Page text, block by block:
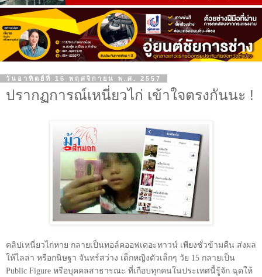
วันอาทิตย์ที่ 16 พฤศจิกายน พ.ศ. 2557
ปรากฏการณ์เหนี่ยวไก่ เข้าใจตรงกันนะ !
คลิปเหนี่ยวไก่หาย กลายเป็นทอล์คออฟเดอะทาวน์ เพียงชั่วข้ามคืน ส่งผล
ให้ไลล่า หรือกนิษฐา จันทร์สว่าง เด็กหญิงตัวเล็กๆ วัย 15 กลายเป็น
Public Figure หรือบุคคลสาธารณะ ที่เกือบทุกคนในประเทศนี้รู้จัก ฉุดให้